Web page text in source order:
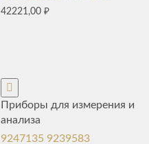
42221,00₽
Приборы для измерения и
анализа
9247135 9239583